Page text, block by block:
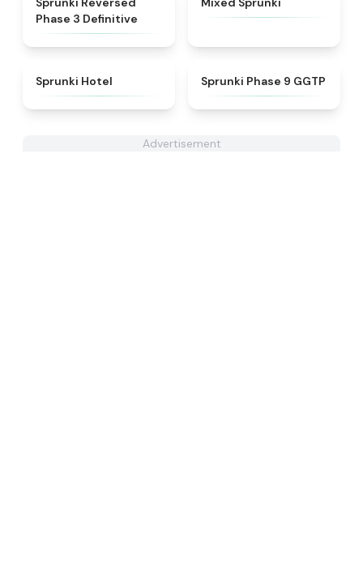
Phase 3 Definitive
Sprunki Hotel ★4.7
Sprunki Phase 9 GGTP
Advertisement